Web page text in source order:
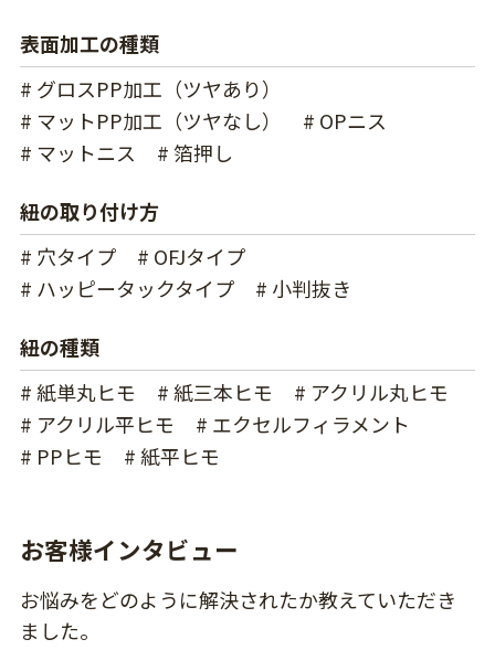
表面加工の種類
# グロスPP加工（ツヤあり）
# マットPP加工（ツヤなし）
# OPニス
# マットニス
# 箔押し
紐の取り付け方
# 穴タイプ
# OFJタイプ
# ハッピータックタイプ
# 小判抜き
紐の種類
# 紙単丸ヒモ
# 紙三本ヒモ
# アクリル丸ヒモ
# アクリル平ヒモ
# エクセルフィラメント
# PPヒモ
# 紙平ヒモ
お客様インタビュー
お悩みをどのように解決されたか教えていただき
ました。